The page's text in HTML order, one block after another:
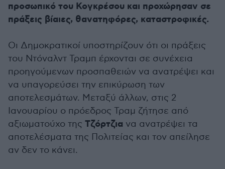
προσωπικό του Κογκρέσου και προχώρησαν σε
πράξεις βίαιες, θανατηφόρες, καταστροφικές.
Οι Δημοκρατικοί υποστηρίζουν ότι οι πράξεις
του Ντόναλντ Τραμπ έρχονται σε συνέχεια
προηγούμενων προσπαθειών να ανατρέψει και
να υπαγορεύσει την επικύρωση των
αποτελεσμάτων. Μεταξύ άλλων, στις 2
Ιανουαρίου ο πρόεδρος Τραμ ζήτησε από
αξιωματούχο της Τζόρτζια να ανατρέψει τα
αποτελέσματα της Πολιτείας και τον απείλησε
αν δεν το κάνει.